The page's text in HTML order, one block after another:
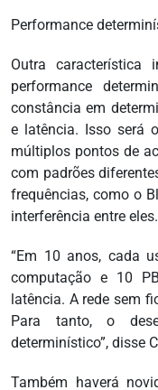
Performance
Outra
performance
constância em
e latência. Isso será
múltiplos pontos de
com padrões
frequências, como o
interferência entre eles.
“Em 10 anos, cada
computação e 10
latência. A rede sem
Para tanto, o
determinístico”, disse
Também haverá